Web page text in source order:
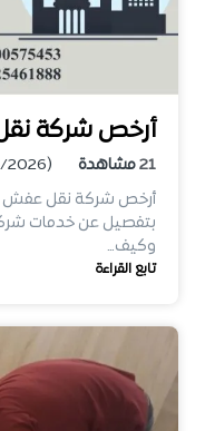
أرخص شركة
21مشاهدة
(1/18/2026)
أرخص شركة نقل عفش
بتفصيل عن خدمات
وكيف…
تابع القراءة